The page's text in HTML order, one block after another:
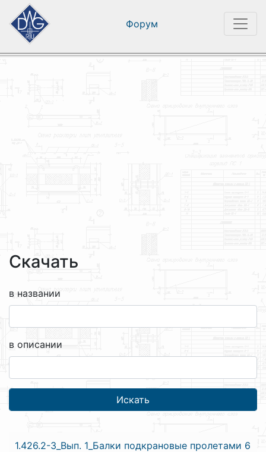
Форум
Скачать
в названии
в описании
1.426.2-3_Вып. 1_Балки подкрановые пролетами 6